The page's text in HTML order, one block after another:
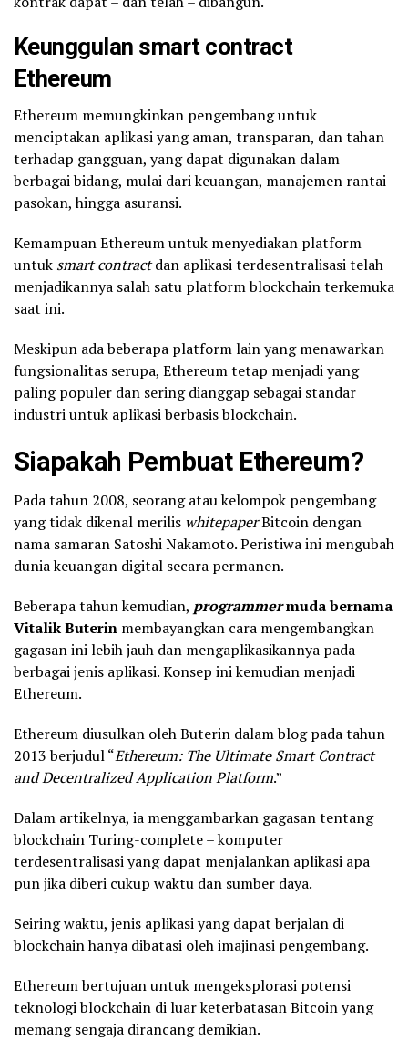
Keunggulan smart contract
Ethereum
Ethereum memungkinkan pengembang untuk
menciptakan aplikasi yang aman, transparan, dan tahan
terhadap gangguan, yang dapat digunakan dalam
berbagai bidang, mulai dari keuangan, manajemen rantai
pasokan, hingga asuransi.
Kemampuan Ethereum untuk menyediakan platform
untuk smart contractdan aplikasi terdesentralisasi telah
menjadikannya salah satu platform blockchain terkemuka
saat ini.
Meskipun ada beberapa platform lain yang menawarkan
fungsionalitas serupa, Ethereum tetap menjadi yang
paling populer dan sering dianggap sebagai standar
industri untuk aplikasi berbasis blockchain.
Siapakah Pembuat Ethereum?
Pada tahun 2008, seorang atau kelompok pengembang
yang tidak dikenal merilis whitepaperBitcoin dengan
nama samaran Satoshi Nakamoto. Peristiwa ini mengubah
dunia keuangan digital secara permanen.
Beberapa tahun kemudian, programmermuda bernama
Vitalik Buterin membayangkan cara mengembangkan
gagasan ini lebih jauh dan mengaplikasikannya pada
berbagai jenis aplikasi. Konsep ini kemudian menjadi
Ethereum.
Ethereum diusulkan oleh Buterin dalam blog pada tahun
2013 berjudul “Ethereum: The Ultimate Smart Contract
and Decentralized Application Platform.”
Dalam artikelnya, ia menggambarkan gagasan tentang
blockchain Turing-complete – komputer
terdesentralisasi yang dapat menjalankan aplikasi apa
pun jika diberi cukup waktu dan sumber daya.
Seiring waktu, jenis aplikasi yang dapat berjalan di
blockchain hanya dibatasi oleh imajinasi pengembang.
Ethereum bertujuan untuk mengeksplorasi potensi
teknologi blockchain di luar keterbatasan Bitcoin yang
memang sengaja dirancang demikian.